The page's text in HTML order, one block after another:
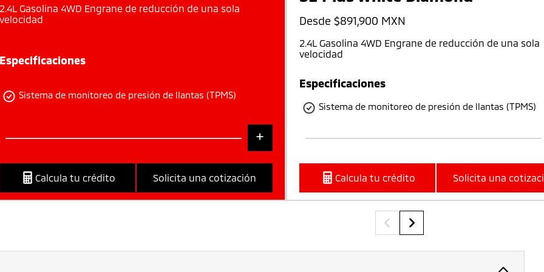
2.4L Gasolina 4WD Engrane de reducción de una sola
velocidad
Especificaciones
Sistema de monitoreo de presión de llantas (TPMS)
Calcula tu crédito Solicita una cotización
Desde $891,900 MXN
2.4L Gasolina 4WD Engrane de reducción de una sola
velocidad
Especificaciones
Sistema de monitoreo de presión de llantas (TPMS)
Calcula tu crédito Solicita una